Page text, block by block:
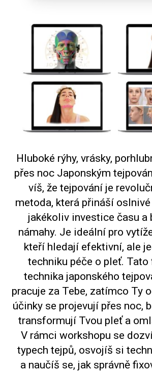
Hluboké rýhy, vrásky,
přes noc Japonským
víš, že tejpování je
metoda, která přináší
jakékoliv investice času a
námahy. Je ideální pro
kteří hledají efektivní, ale
techniku péče o pleť.
technika japonského
pracuje za Tebe, zatímco Ty
účinky se projevují přes noc,
transformují Tvou pleť a
V rámci workshopu se
typech tejpů, osvojíš si
a naučíš se, jak správně